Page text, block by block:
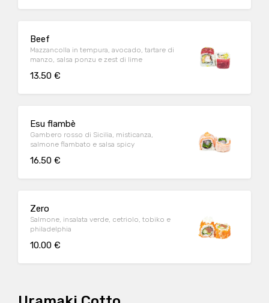
Beef
Mazzancolla in tempura, avocado, tartare di
manzo, salsa ponzu e zest di lime
13.50 €
Esu flambè
Gambero rosso di Sicilia, misticanza,
salmone flambato e salsa spicy
16.50 €
Zero
Salmone, insalata verde, cetriolo, tobiko e
philadelphia
10.00 €